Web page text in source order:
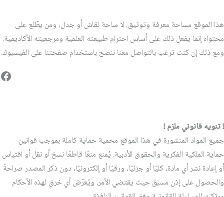
هذا الموقع مساحة معرفة وتوثيق، لا ساحة نقاش أو جدل، ومن يطّلع على
محتواه إنما يفعل ذلك على أساس احترام طبيعته العلمية ومرجعيته الأكاديمية.
ومع ذلك إن كنت ترغب بالتواصل معنا ننصح باستخدام صفحتنا على الفيسبوك.
! تنويه قانوني ملزم !
جميع المواد المنشورة في هذا الموقع محمية حماية كاملة بموجب قوانين
حماية الملكية الفكرية والحقوق الأدبية. يُمنع منعًا قاطعًا نسخ أو نقل أو اقتباس
أو إعادة نشر أي مادة، كليًا أو جزئيًا، ورقيًا أو إلكترونيًا، دون ذكر المصدر صراحةً
والحصول على إذن مسبق حيث يقتضي الأمر. ويُعرّض أي خرقٍ لهذه الأحكام